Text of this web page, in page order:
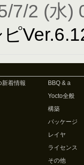
7/2 (水)
ピ
新着情報
BBQ & a
Yocto全般
構築
パッケージ
レイヤ
ライセンス
その他